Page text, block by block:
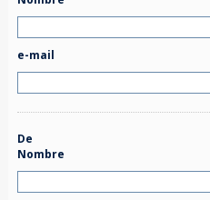
e-mail
De
Nombre